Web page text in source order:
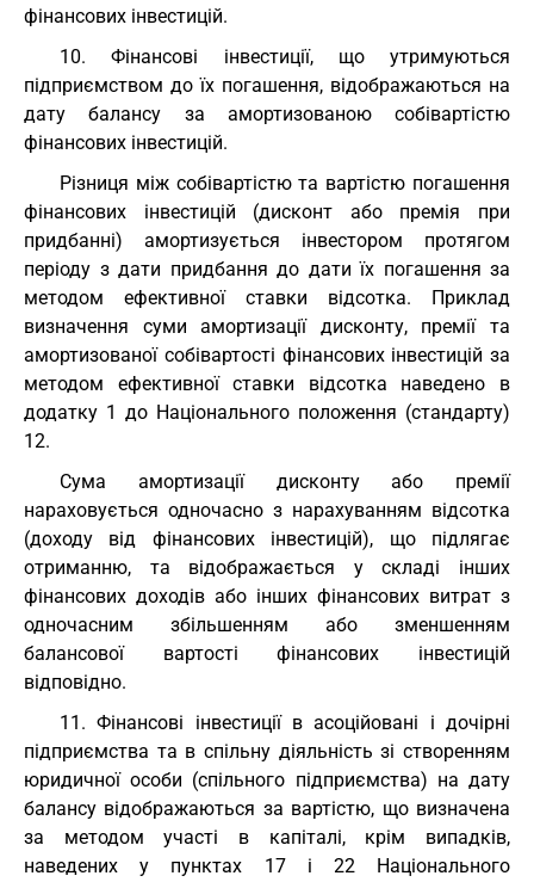
фінансових інвестицій.
10. Фінансові інвестиції, що утримуються
підприємством до їх погашення, відображаються на
дату балансу за амортизованою собівартістю
фінансових інвестицій.
Різниця між собівартістю та вартістю погашення
фінансових інвестицій (дисконт або премія при
придбанні) амортизується інвестором протягом
періоду з дати придбання до дати їх погашення за
методом ефективної ставки відсотка. Приклад
визначення суми амортизації дисконту, премії та
амортизованої собівартості фінансових інвестицій за
методом ефективної ставки відсотка наведено в
додатку 1 до Національного положення (стандарту)
12.
Сума амортизації дисконту або премії
нараховується одночасно з нарахуванням відсотка
(доходу від фінансових інвестицій), що підлягає
отриманню, та відображається у складі інших
фінансових доходів або інших фінансових витрат з
одночасним збільшенням або зменшенням
балансової вартості фінансових інвестицій
відповідно.
11. Фінансові інвестиції в асоційовані і дочірні
підприємства та в спільну діяльність зі створенням
юридичної особи (спільного підприємства) на дату
балансу відображаються за вартістю, що визначена
за методом участі в капіталі, крім випадків,
наведених у пунктах 17 і 22 Національного